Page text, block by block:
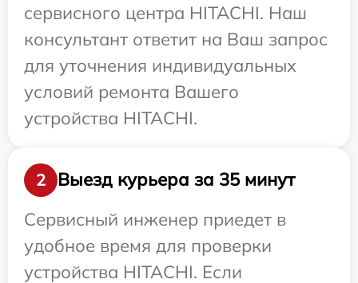
сервисного центра HITACHI. Наш
консультант ответит на Ваш запрос
для уточнения индивидуальных
условий ремонта Вашего
устройства HITACHI.
2
Выезд курьера за 35 минут
Сервисный инженер приедет в
удобное время для проверки
устройства HITACHI. Если